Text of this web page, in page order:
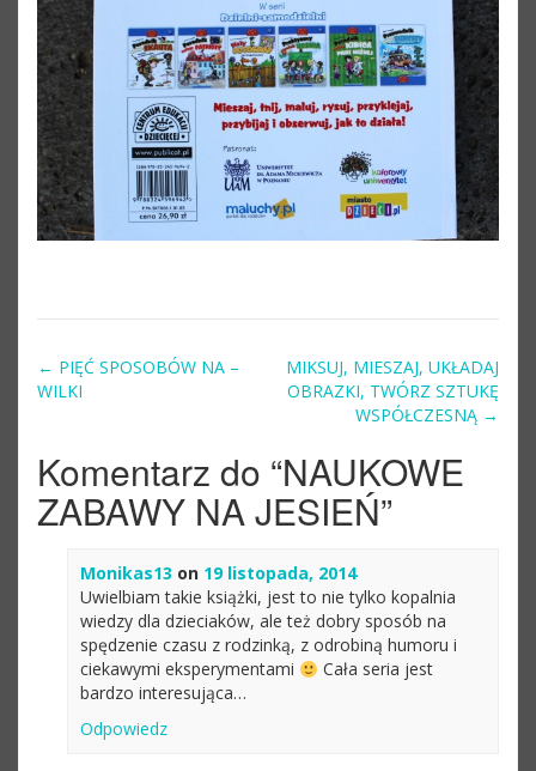
Post navigation
← PIĘĆ SPOSOBÓW NA –
WILKI
MIKSUJ, MIESZAJ, UKŁADAJ
OBRAZKI, TWÓRZ SZTUKĘ
WSPÓŁCZESNĄ →
Komentarz do “NAUKOWE
ZABAWY NA JESIEŃ”
Monikas13 on 19 listopada, 2014
Uwielbiam takie książki, jest to nie tylko kopalnia
wiedzy dla dzieciaków, ale też dobry sposób na
spędzenie czasu z rodzinką, z odrobiną humoru i
ciekawymi eksperymentami
Cała seria jest
bardzo interesująca…
Odpowiedz